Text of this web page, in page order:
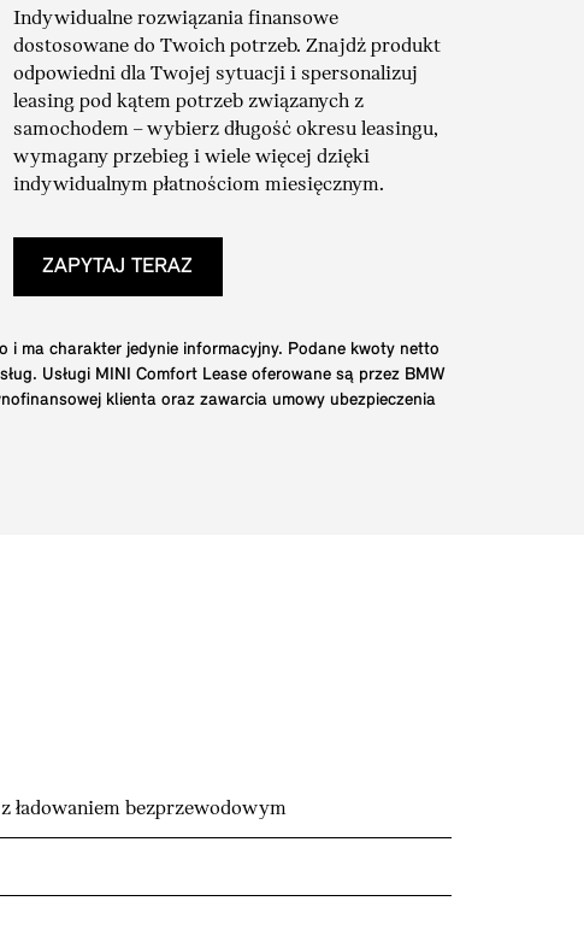
Indywidualne rozwiązania finansowe
dostosowane do Twoich potrzeb. Znajdź produkt
odpowiedni dla Twojej sytuacji i spersonalizuj
leasing pod kątem potrzeb związanych z
samochodem – wybierz długość okresu leasingu,
wymagany przebieg i wiele więcej dzięki
indywidualnym płatnościom miesięcznym.
ZAPYTAJ TERAZ
ma charakter jedynie informacyjny. Podane kwoty netto
Usługi MINI Comfort Lease oferowane są przez BMW
klienta oraz zawarcia umowy ubezpieczenia
ładowaniem bezprzewodowym